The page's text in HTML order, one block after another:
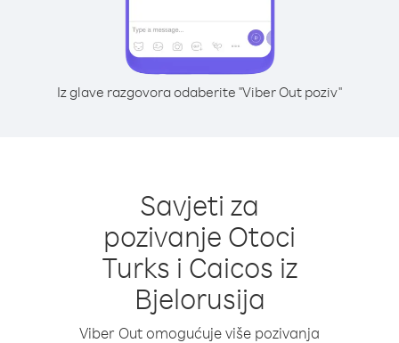
Iz glave razgovora odaberite "Viber Out poziv"
Savjeti za
pozivanje Otoci
Turks i Caicos iz
Bjelorusija
Viber Out omogućuje više pozivanja